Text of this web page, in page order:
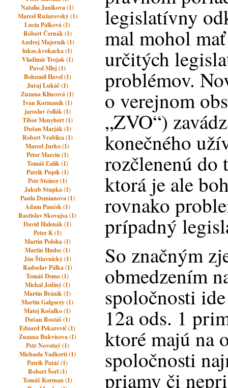
Natalia Janikova (1)
Marcel Ružarovský (1)
Lucia Palková (1)
Róbert Černák (1)
Andrej Majerník (1)
lukas.kvokacka (1)
Vladimir Trojak (1)
Pavol Mlej (1)
Bohumil Havel (1)
Juraj Lukáč (1)
Zuzana Klincová (1)
Ivan Kormaník (1)
jaroslav čollák (1)
Tibor Menyhért (1)
Dušan Marják (1)
Robert Vrablica (1)
Marcel Jurko (1)
Peter Marcin (1)
Tomáš Ľalík (1)
Patrik Pupík (1)
Petr Steiner (1)
Jakub Stupka (1)
Paula Demianova (1)
Adam Pauček (1)
Rastislav Skovajsa (1)
David Halenák (1)
Peter K (1)
Martin Poloha (1)
Martin Hudec (1)
Ján Štiavnický (1)
Radoslav Pálka (1)
Tomáš Demo (1)
Michal Jediný (1)
Martin Bránik (1)
Martin Galgoczy (1)
Matej Košalko (1)
Dušan Rostáš (1)
Eduard Pekarovič (1)
Zuzana Bukvisova (1)
Petr Novotný (1)
Michaela Vadkerti (1)
Patrik Patáč (1)
Robert Šorl (1)
Tomáš Korman (1)
legislatívny
mal mohol
určitých
problémov.
o verejnom
„ZVO“)
konečného
rozčlenenú do
ktorá je ale
rovnako
prípadný
So značným
obmedzením
spoločnosti
12a ods. 1
ktoré majú na
spoločnosti
priamy či